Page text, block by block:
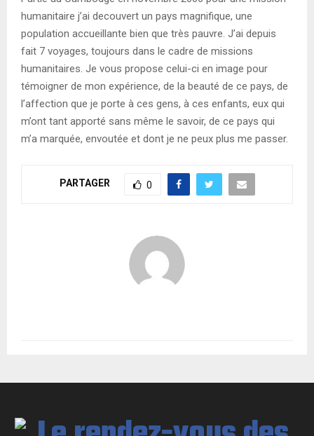
humanitaire j’ai decouvert un pays magnifique, une
population accueillante bien que très pauvre. J’ai depuis
fait 7 voyages, toujours dans le cadre de missions
humanitaires. Je vous propose celui-ci en image pour
témoigner de mon expérience, de la beauté de ce pays, de
l’affection que je porte à ces gens, à ces enfants, eux qui
m’ont tant apporté sans même le savoir, de ce pays qui
m’a marquée, envoutée et dont je ne peux plus me passer.
PARTAGER 0